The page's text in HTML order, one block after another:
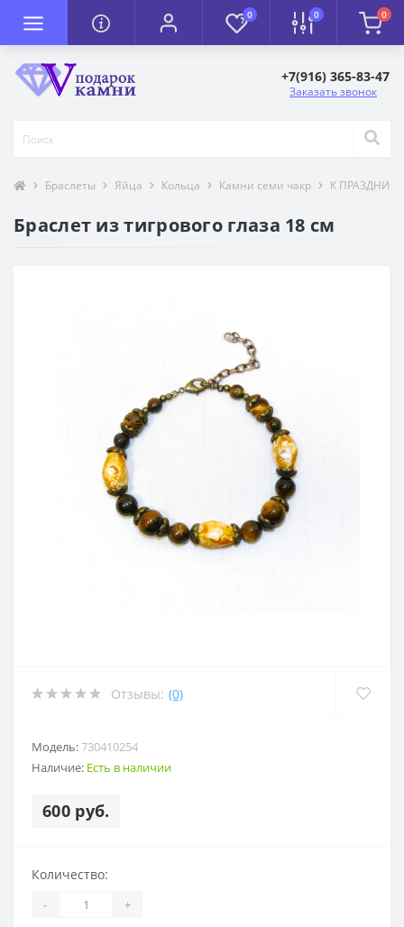
0 0 0
+7(916) 365-83-47
Заказать звонок
Браслеты Яйца Кольца Камни семи чакр К
Браслет из тигрового глаза 18 см
Отзывы: (0)
Модель:730410254
Наличие: Есть в наличии
600 руб.
Количество:
- +